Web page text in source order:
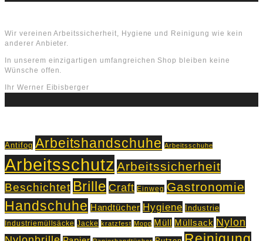
Wir vereinen Arbeitssicherheit, Hygiene und Reinigung wie kein
anderer Anbieter.
In unserem einzigartigen umfangreichen Shop bleiben keine
Wünsche offen.
Ihr Werner Eibisberger
Antifog Arbeitshandschuhe Arbeitsschuhe
Arbeitsschutz Arbeitssicherheit
Beschichtet Brille Craft Einweg Gastronomie
Handschuhe Handtücher Hygiene Industrie
Industriemüllsäcke Jacke kratzfest Mopp Müll Müllsack Nylon